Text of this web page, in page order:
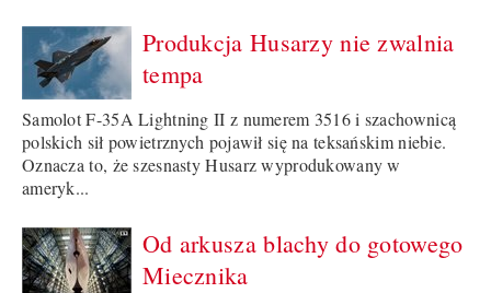
Produkcja Husarzy nie zwalnia
tempa
Samolot F-35A Lightning II z numerem 3516 i szachownicą
polskich sił powietrznych pojawił się na teksańskim niebie.
Oznacza to, że szesnasty Husarz wyprodukowany w
ameryk...
Od arkusza blachy do gotowego
Miecznika